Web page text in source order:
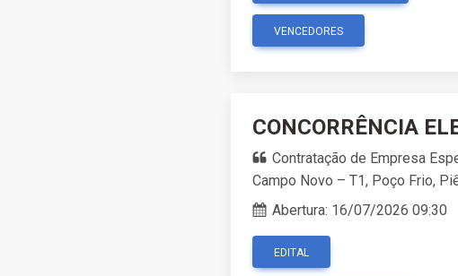
VENCEDORES
CONCORRÊNCIA
Contratação de Empresa
Campo Novo – T1, Poço Frio,
Abertura: 16/07/2026 09:30
EDITAL